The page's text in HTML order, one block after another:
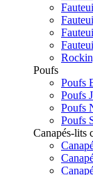
Poufs
Poufs
Poufs
Poufs
Poufs
Canapés-lits